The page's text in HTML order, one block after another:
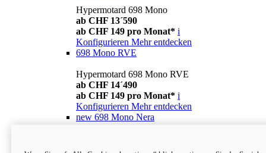
Hypermotard 698 Mono
ab CHF 13´590
ab CHF 149 pro Monat* i
Konfigurieren Mehr entdecken
698 Mono RVE
Hypermotard 698 Mono RVE
ab CHF 14´490
ab CHF 149 pro Monat* i
Konfigurieren Mehr entdecken
new 698 Mono Nera
ab CHF 13´990